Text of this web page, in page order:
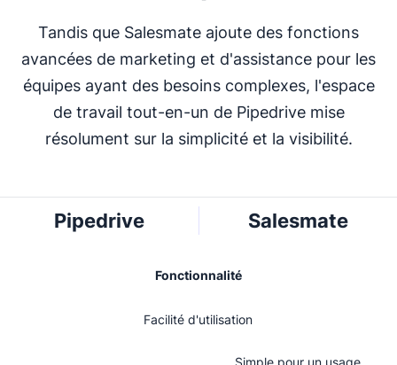
Tandis que Salesmate ajoute des fonctions
avancées de marketing et d'assistance pour les
équipes ayant des besoins complexes, l'espace
de travail tout-en-un de Pipedrive mise
résolument sur la simplicité et la visibilité.
Pipedrive Salesmate
Fonctionnalité
Facilité d'utilisation
Simple pour un usage